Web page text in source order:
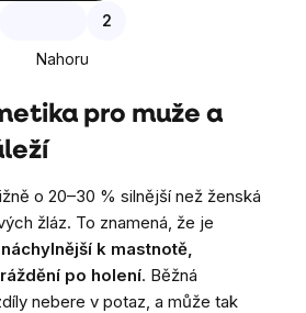
výpisu2
Nahoru
pro muže a
o 20–30 % silnější než ženská
žláz. To znamená, že je
k mastnotě,
po holení. Běžná
nebere v potaz, a může tak